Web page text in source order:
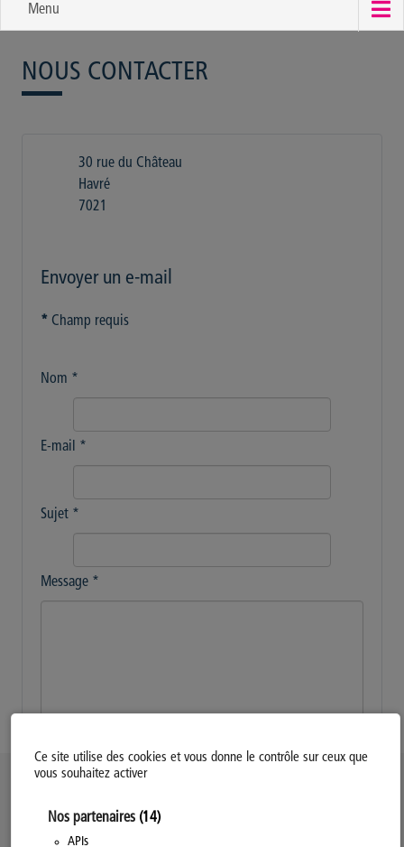
Ce site utilise des cookies et vous donne le contrôle sur ceux que
vous souhaitez activer
Nos partenaires (14)
APIs
Menu
NOUS CONTACTER
30 rue du Château
Havré
7021
Envoyer un e-mail
* Champ requis
Nom *
E-mail *
Sujet *
Message *
Modifiez votre consentement